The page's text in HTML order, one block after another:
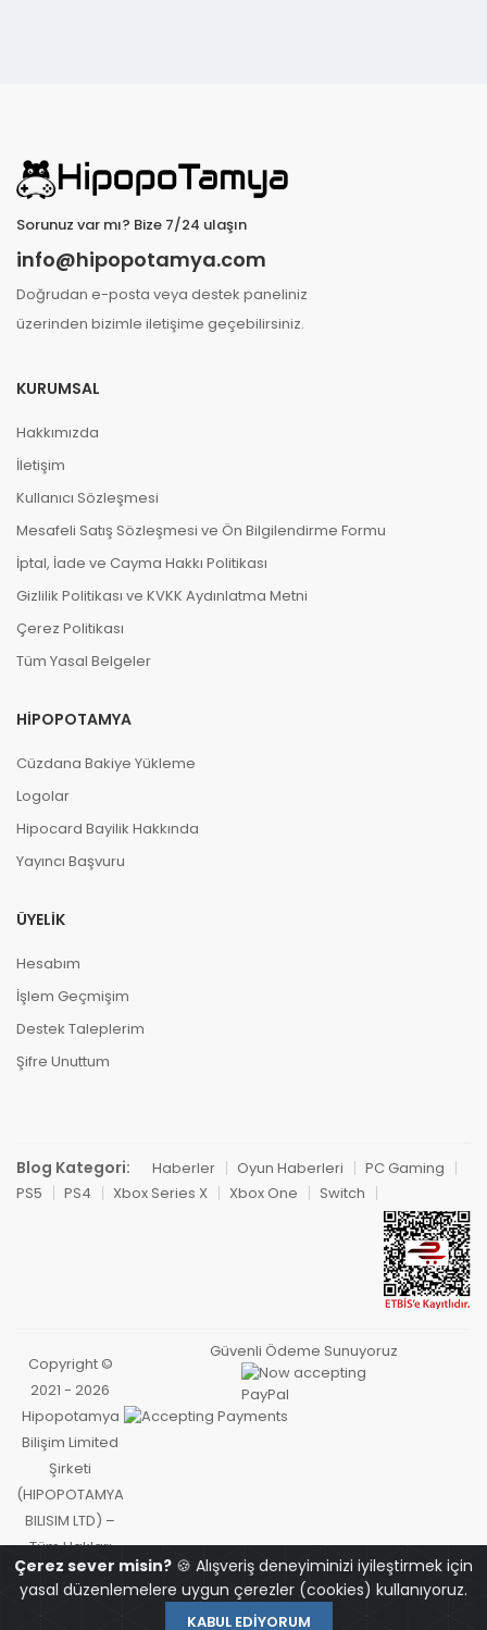
Sorunuz var mı? Bize 7/24 ulaşın
info@hipopotamya.com
Doğrudan e-posta veya destek paneliniz
üzerinden bizimle iletişime geçebilirsiniz.
KURUMSAL
Hakkımızda
İletişim
Kullanıcı Sözleşmesi
Mesafeli Satış Sözleşmesi ve Ön Bilgilendirme Formu
İptal, İade ve Cayma Hakkı Politikası
Gizlilik Politikası ve KVKK Aydınlatma Metni
Çerez Politikası
Tüm Yasal Belgeler
HIPOPOTAMYA
Cüzdana Bakiye Yükleme
Logolar
Hipocard Bayilik Hakkında
Yayıncı Başvuru
ÜYELIK
Hesabım
İşlem Geçmişim
Destek Taleplerim
Şifre Unuttum
Blog Kategori: Haberler Oyun Haberleri
PC Gaming
PS5
PS4 Xbox Series X Xbox One Switch
Copyright ©
2021 - 2026
Hipopotamya
Bilişim Limited
Şirketi
(HIPOPOTAMYA
BILISIM LTD) –
Tüm Hakları
Saklıdır.
Güvenli Ödeme Sunuyoruz
Çerez sever misin? 🍪 Alışveriş deneyiminizi iyileştirmek için
yasal düzenlemelere uygun çerezler (cookies) kullanıyoruz.
KABUL EDIYORUM